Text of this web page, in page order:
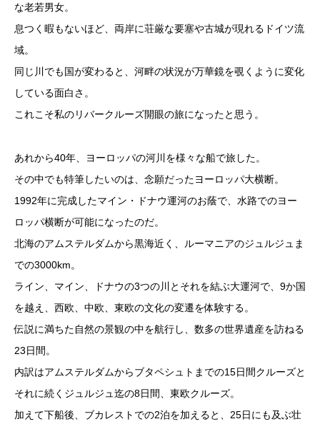
な老若男女。
息つく暇もないほど、両岸に荘厳な要塞や古城が現れるドイツ流
域。
同じ川でも国が変わると、河畔の状況が万華鏡を覗くように変化
している面白さ。
これこそ私のリバークルーズ開眼の旅になったと思う。
あれから40年、ヨーロッパの河川を様々な船で旅した。
その中でも特筆したいのは、念願だったヨーロッパ大横断。
1992年に完成したマイン・ドナウ運河のお蔭で、水路でのヨー
ロッパ横断が可能になったのだ。
北海のアムステルダムから黒海近く、ルーマニアのジュルジュま
での3000km。
ライン、マイン、ドナウの3つの川とそれを結ぶ大運河で、9か国
を越え、西欧、中欧、東欧の文化の変遷を体験する。
伝説に満ちた自然の景観の中を航行し、数多の世界遺産を訪ねる
23日間。
内訳はアムステルダムからブタペシュトまでの15日間クルーズと
それに続くジュルジュ迄の8日間、東欧クルーズ。
加えて下船後、ブカレストでの2泊を加えると、25日にも及ぶ壮